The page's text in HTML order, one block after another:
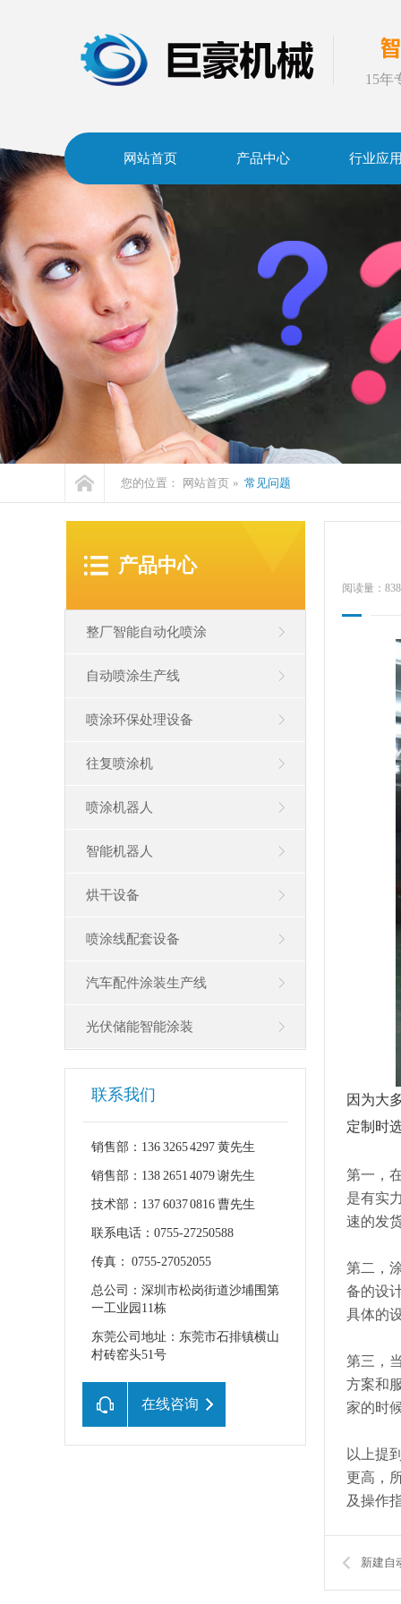
15年
网站首页 产品中心 行业应
您的位置： 网站首页 » 常见问题
产品中心
整厂智能自动化喷涂
五金静电喷粉 真空镀膜喷涂线
单柜自动喷涂 双柜高速自动喷涂
自动喷涂生产线
五金件
手机电脑外壳
喷涂环保处理设备
废气抽风系统
净化喷涂车间 废水循环处理系统
往复喷涂机
三轴往复喷涂机
五轴往复喷涂机 六轴往复喷涂机
喷涂机器人
在线式喷涂机器人 挂壁式喷涂机器人
智能机器人
码垛机器人
烘干设备
防爆工业烤箱
隧道式烘干线
喷涂线配套设备
供风净化系统 除尘系统
喷枪设备
喷柜设备 电控设备
汽车配件涂装生产线
光伏储能智能涂装
联系我们
销售部：136 3265 4297 黄先生
销售部：138 2651 4079 谢先生
技术部：137 6037 0816 曹先生
联系电话：0755-27250588
传真： 0755-27052055
总公司：深圳市松岗街道沙埔围第
一工业园11栋
东莞公司地址：东莞市石排镇横山
村砖窑头51号
在线咨询
阅读量：
因为大
定制时
第一，
是有实
速的发
第二，
备的设
具体的
第三，
方案和
家的时
以上提
更高，
及操作
新建自